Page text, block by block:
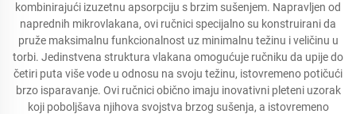
kombinirajući izuzetnu apsorpciju s brzim sušenjem. Napravljen od
naprednih mikrovlakana, ovi ručnici specijalno su konstruirani da
pruže maksimalnu funkcionalnost uz minimalnu težinu i veličinu u
torbi. Jedinstvena struktura vlakana omogućuje ručniku da upije do
četiri puta više vode u odnosu na svoju težinu, istovremeno potičući
brzo isparavanje. Ovi ručnici obično imaju inovativni pleteni uzorak
koji poboljšava njihova svojstva brzog sušenja, a istovremeno